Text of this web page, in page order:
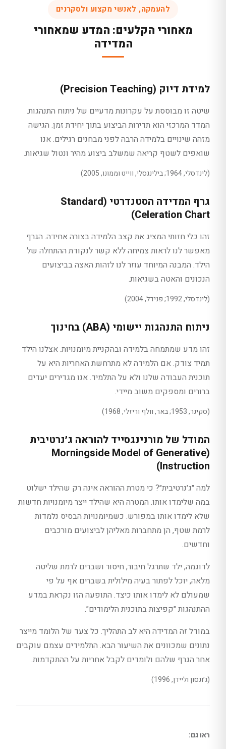
להעמקה, לאנשי מקצוע ולסקרנים
מאחורי הקלעים: המדע שמאחורי
המדידה
למידת דיוק (Precision Teaching)
שיטה זו מבוססת על עקרונות מדעיים של ניתוח התנהגות.
המדד המרכזי הוא תדירות הביצוע בתוך יחידת זמן. הגישה
מזהה שינויים בלמידה הרבה לפני מבחנים רגילים. אנו
שואפים לשטף קריאה שמשלב ביצוע מהיר ונטול שגיאות.
(לינדסלי, 1964; בילינגסלי, ווייט וממונו, 2005)
גרף המדידה הסטנדרטי (Standard
Celeration Chart)
זהו כלי חזותי המציג את קצב הלמידה בצורה אחידה. הגרף
מאפשר לנו לראות צמיחה ללא קשר לנקודת ההתחלה של
הילד. המבנה המיוחד עוזר לנו לזהות האצה בביצועים
הנכונים והאטה בשגיאות.
(לינדסלי, 1992; פנידל, 2004)
ניתוח התנהגות יישומי (ABA) בחינוך
זהו מדע שמתמחה בלמידה ובהקניית מיומנויות. אצלנו הילד
תמיד צודק. אם הלמידה לא מתרחשת האחריות היא על
תוכנית העבודה שלנו ולא על התלמיד. אנו מגדירים יעדים
ברורים ומספקים משוב מיידי.
(סקינר, 1953; באר, וולף וריזלי, 1968)
המודל של מורנינגסייד להוראה ג׳נרטיבית
(Morningside Model of Generative
Instruction)
למה ״ג׳נרטיבית״? כי מטרת ההוראה אינה רק שהילד ישלוט
במה שלימדו אותו. המטרה היא שהילד ייצר מיומנויות חדשות
שלא לימדו אותו במפורש. כשמיומנויות הבסיס נלמדות
לרמת שטף, הן מתחברות מאליהן לביצועים מורכבים
וחדשים.
לדוגמה, ילד שתרגל חיבור, חיסור ושברים לרמת שליטה
מלאה, יוכל לפתור בעיה מילולית בשברים אף על פי
שמעולם לא לימדו אותו כיצד. התופעה הזו נקראת במדע
ההתנהגות ״קפיצות בתוכנית הלימודים״.
במודל זה המדידה היא לב התהליך. כל צעד של הלומד מייצר
נתונים שמכוונים את השיעור הבא. התלמידים עצמם עוקבים
אחר הגרף שלהם ולומדים לקבל אחריות על ההתקדמות.
(ג׳ונסון וליידן, 1996)
ראו גם: